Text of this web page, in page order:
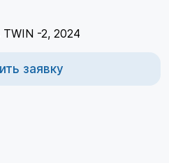
TWIN -2, 2024
заявку